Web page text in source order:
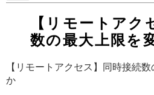
【リモートアク
数の最大上限を
【リモートアクセス】同時接続
か